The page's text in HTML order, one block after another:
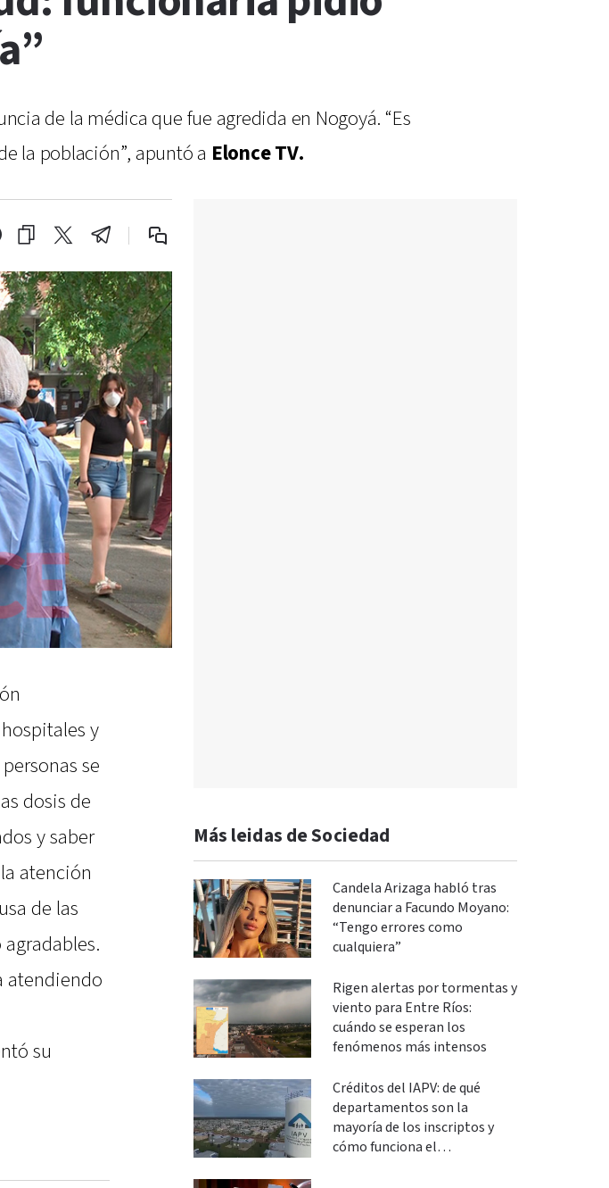
de la médica que fue agredida en Nogoyá. “Es
la población”, apuntó a Elonce TV.
y
se
dosis de
y saber
atención
de las
atendiendo
su
Más leidas de Sociedad
Candela Arizaga habló tras
denunciar a Facundo Moyano:
“Tengo errores como
cualquiera”
Rigen alertas por tormentas y
viento para Entre Ríos:
cuándo se esperan los
fenómenos más intensos
Créditos del IAPV: de qué
departamentos son la
mayoría de los inscriptos y
cómo funciona el